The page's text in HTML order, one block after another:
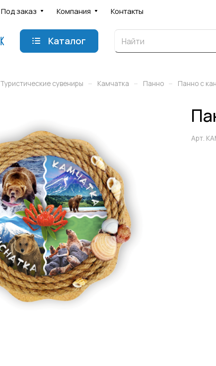
Под заказ Компания Контакты
Каталог
Туристические сувениры – Камчатка – Панно – Панно с
Арт.